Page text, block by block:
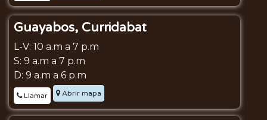
Guayabos, Curridabat
L-V: 10 a.m a 7 p.m
S: 9 a.m a 7 p.m
D: 9 a.m a 6 p.m
Llamar Abrir mapa